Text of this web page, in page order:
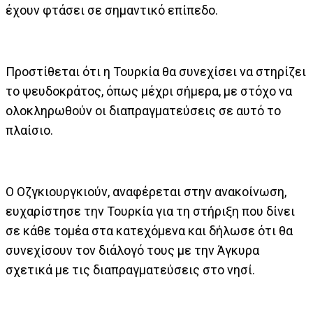
έχουν φτάσει σε σημαντικό επίπεδο.
Προστίθεται ότι η Τουρκία θα συνεχίσει να στηρίζει
το ψευδοκράτος, όπως μέχρι σήμερα, με στόχο να
ολοκληρωθούν οι διαπραγματεύσεις σε αυτό το
πλαίσιο.
Ο Οζγκιουργκιούν, αναφέρεται στην ανακοίνωση,
ευχαρίστησε την Τουρκία για τη στήριξη που δίνει
σε κάθε τομέα στα κατεχόμενα και δήλωσε ότι θα
συνεχίσουν τον διάλογό τους με την Άγκυρα
σχετικά με τις διαπραγματεύσεις στο νησί.